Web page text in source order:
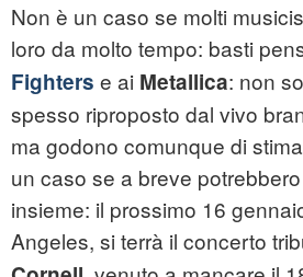
Non è un caso se molti
loro da molto tempo: basti
Fighters e ai Metallica: non
spesso riproposto dal vivo
ma godono comunque di
un caso se a breve
insieme: il prossimo 16
Angeles, si terrà il concerto